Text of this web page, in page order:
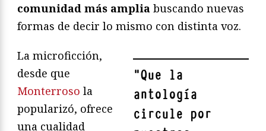
comunidad más amplia buscando nuevas
formas de decir lo mismo con distinta voz.
"Que la
antología
circule por
La microficción,
desde que
Monterroso la
popularizó, ofrece
una cualidad